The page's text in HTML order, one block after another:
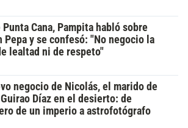
Punta Cana, Pampita habló sobre
Pepa y se confesó: "No negocio la
lealtad ni de respeto"
negocio de Nicolás, el marido de
Guirao Díaz en el desierto: de
de un imperio a astrofotógrafo